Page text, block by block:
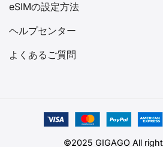
eSIMの設定方法
ヘルプセンター
よくあるご質問
©2025 GIGAGO All